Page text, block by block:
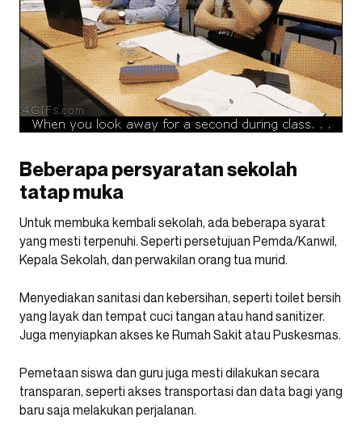
Beberapa persyaratan sekolah
tatap muka
Untuk membuka kembali sekolah, ada beberapa syarat
yang mesti terpenuhi. Seperti persetujuan Pemda/Kanwil,
Kepala Sekolah, dan perwakilan orang tua murid.
Menyediakan sanitasi dan kebersihan, seperti toilet bersih
yang layak dan tempat cuci tangan atau hand sanitizer.
Juga menyiapkan akses ke Rumah Sakit atau Puskesmas.
Pemetaan siswa dan guru juga mesti dilakukan secara
transparan, seperti akses transportasi dan data bagi yang
baru saja melakukan perjalanan.